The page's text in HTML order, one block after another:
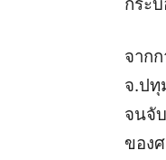
จาก
จ.ปทุ
จนจั
ของ